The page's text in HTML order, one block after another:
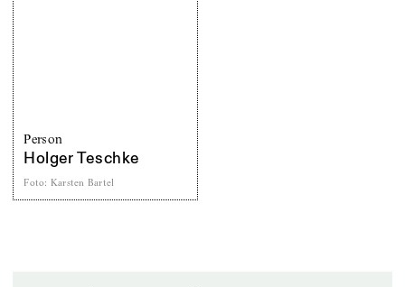
Person
Holger Teschke
Foto: Karsten Bartel